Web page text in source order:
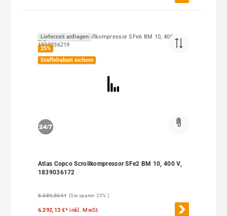
Lieferzeit anfragen
25%
Staffelrabatt sichern
Atlas Copco Scrollkompressor SFe2 BM 10, 400 V,
1839036172
8.389,50 €* (Sie sparen 25% )
6.292,13 €*inkl. MwSt.